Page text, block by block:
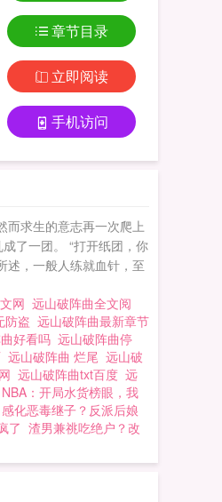
章节目录
立即阅读
手机访问
而求生的意志再一次爬上
了一团。 “打开纸团，你
述，一般人练就血针，至
网 远山破阵曲全文阅
防盗 远山破阵曲最新章节
好看吗 远山破阵曲停
远山破阵曲 烂尾 远山破
远山破阵曲txt百度 远
NBA：开局水货榜眼，我
感化恶毒继子？反派后娘
了 渣男兼祧吃绝户？改